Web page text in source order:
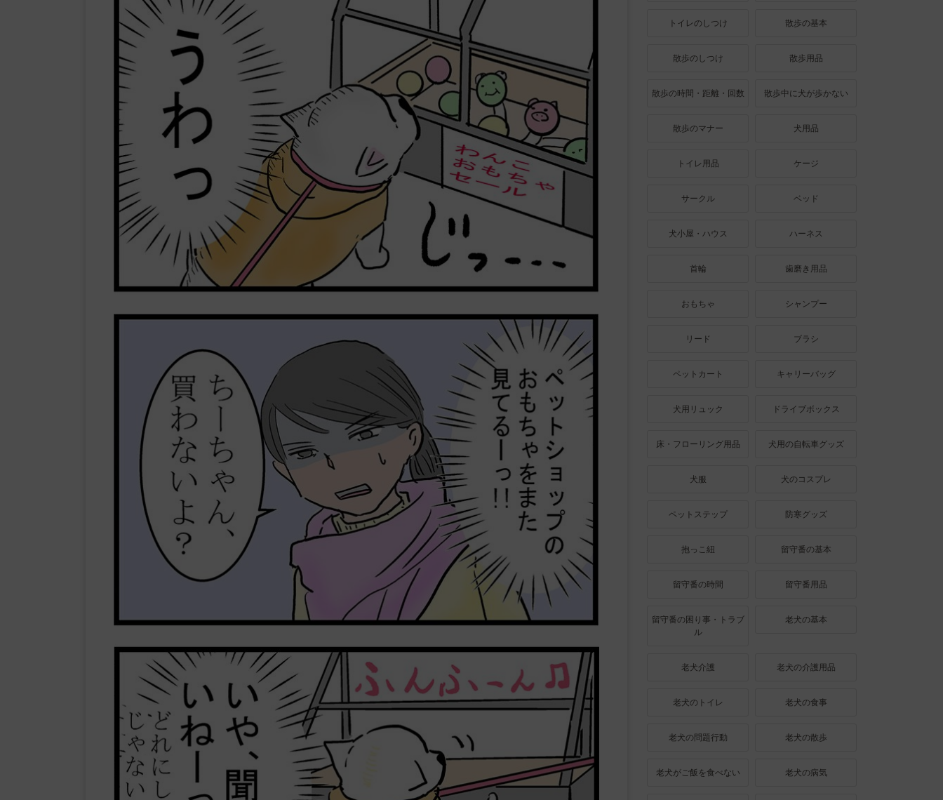
トイレのしつけ 散歩の基本
散歩のしつけ 散歩用品
散歩の時間・距離・回数 散歩中に犬が歩かない
散歩のマナー 犬用品
トイレ用品 ケージ
サークル ベッド
犬小屋・ハウス ハーネス
首輪 歯磨き用品
おもちゃ シャンプー
リード ブラシ
ペットカート キャリーバッグ
犬用リュック ドライブボックス
床・フローリング用品 犬用の自転車グッズ
犬服 犬のコスプレ
ペットステップ 防寒グッズ
抱っこ紐 留守番の基本
留守番の時間 留守番用品
留守番の困り事・トラブ
ル
老犬の基本
老犬介護 老犬の介護用品
老犬のトイレ 老犬の食事
老犬の問題行動 老犬の散歩
老犬がご飯を食べない 老犬の病気